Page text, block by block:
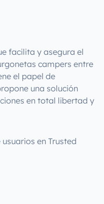
facilita y asegura el
campers entre
el papel de
una solución
en total libertad y
en Trusted